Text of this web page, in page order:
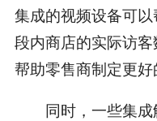
集成的视频设备可
段内商店的实际访
帮助零售商制定更好
同时，一些集成